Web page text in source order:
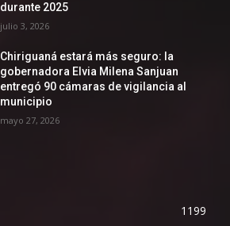
durante 2025
julio 3, 2026
Chiriguaná estará más seguro: la
gobernadora Elvia Milena Sanjuan
entregó 90 cámaras de vigilancia al
municipio
mayo 27, 2026
1199